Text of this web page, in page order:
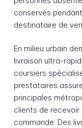
conservés
destinataire de
En milieu urbain
livraison ultra-
coursiers
prestataires
principales
clients de recevoir
commande. Des